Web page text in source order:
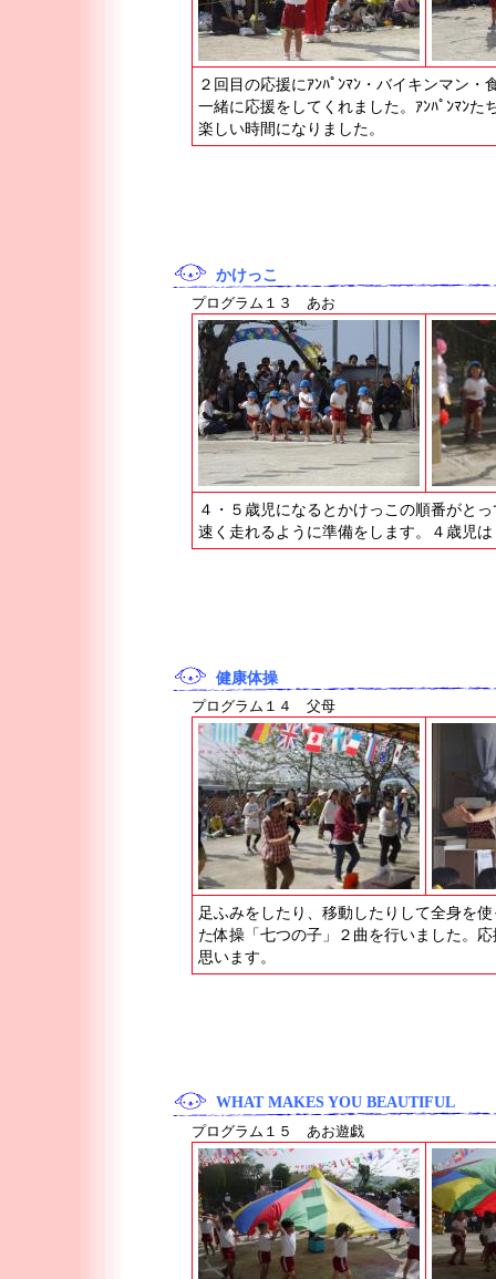
２回目の応援にｱﾝﾊﾟﾝﾏﾝ・バイキンマン
一緒に応援をしてくれました。ｱﾝﾊﾟﾝﾏﾝ
楽しい時間になりました。
かけっこ
プログラム１３ あお
４・５歳児になるとかけっこの順番がと
速く走れるように準備をします。４歳児
健康体操
プログラム１４ 父母
足ふみをしたり、移動したりして全身を
た体操「七つの子」２曲を行いました。
思います。
WHAT MAKES YOU BEAUTIFUL
プログラム１５ あお遊戯